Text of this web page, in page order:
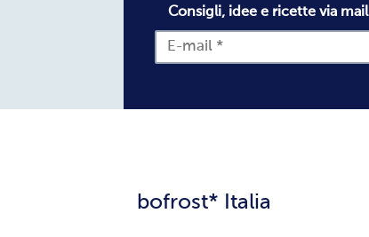
bofrost* Italia
Consigli, idee e ricette via mail